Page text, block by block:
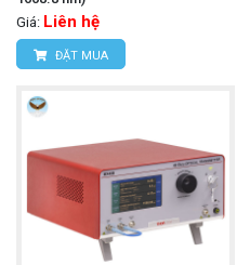
Giá: Liên hệ
ĐẶT MUA